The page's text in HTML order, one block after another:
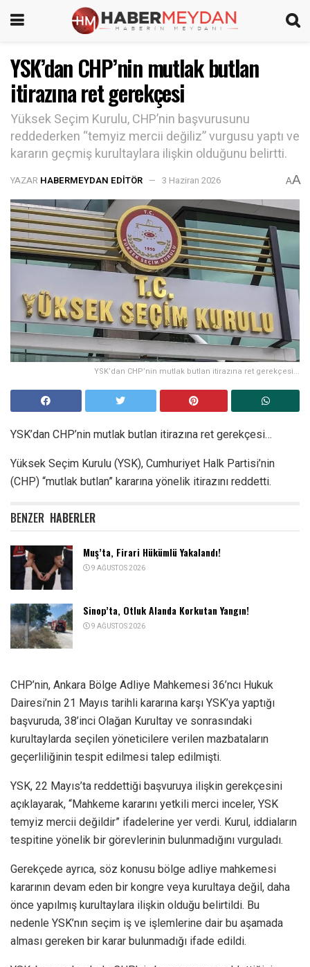
YSK’dan CHP’nin mutlak butlan
itirazına ret gerekçesi
Yüksek Seçim Kurulu, CHP’nin başvurusunu
reddederken “temyiz mercii değiliz” vurgusu yaptı ve
kararın geçmiş kurultaylara ilişkin olduğunu belirtti.
YAZAR HABERMEYDAN EDITÖR 3 Haziran 2026 AA
YSK’dan CHP’nin mutlak butlan itirazına ret gerekçesi...
YSK’dan CHP’nin mutlak butlan itirazına ret gerekçesi…
Yüksek Seçim Kurulu (YSK), Cumhuriyet Halk Partisi’nin
(CHP) “mutlak butlan” kararına yönelik itirazını reddetti.
BENZER HABERLER
Muş’ta, Firari Hükümlü Yakalandı!
9 AĞUSTOS 2026
Sinop’ta, Otluk Alanda Korkutan Yangın!
9 AĞUSTOS 2026
CHP’nin, Ankara Bölge Adliye Mahkemesi 36’ncı Hukuk
Dairesi’nin 21 Mayıs tarihli kararına karşı YSK’ya yaptığı
başvuruda, 38’inci Olağan Kurultay ve sonrasındaki
kurultaylarda seçilen yöneticilere verilen mazbataların
geçerliliğinin tespit edilmesi talep edilmişti.
YSK, 22 Mayıs’ta reddettiği başvuruya ilişkin gerekçesini
açıklayarak, “Mahkeme kararını yetkili merci inceler, YSK
temyiz mercii değildir” ifadelerine yer verdi. Kurul, iddiaların
tespitine yönelik bir görevlerinin bulunmadığını vurguladı.
Gerekçede ayrıca, söz konusu bölge adliye mahkemesi
kararının devam eden bir kongre veya kurultaya değil, daha
önce yapılmış kurultaylara ilişkin olduğu belirtildi. Bu
nedenle YSK’nın seçim iş ve işlemlerine dair bu aşamada
alması gereken bir karar bulunmadığı ifade edildi.